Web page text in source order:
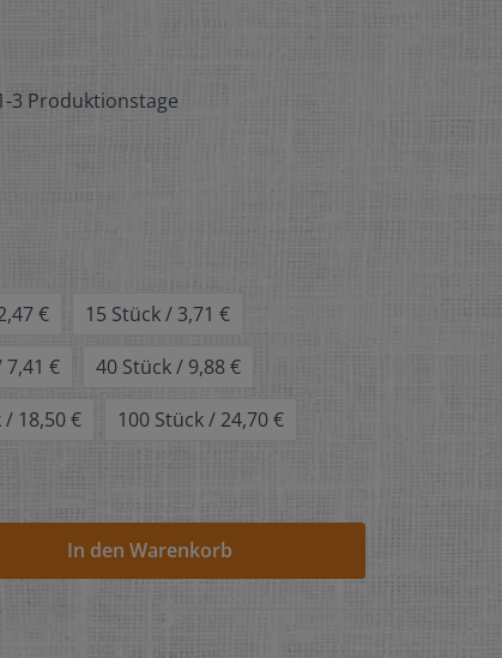
3 Produktionstage
€
15 Stück / 3,71 €
7,41 €
40 Stück / 9,88 €
/ 18,50 €
100 Stück / 24,70 €
In den Warenkorb